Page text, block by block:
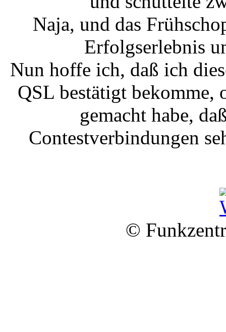
Naja, und das
Erfolgserlebnis
Nun hoffe ich, daß ich
QSL bestätigt
gemacht habe,
Contestverbindungen
©